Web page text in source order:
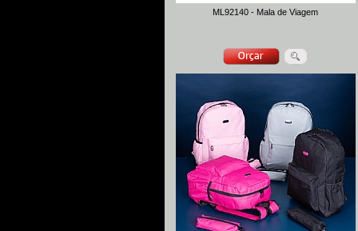
ML92140 - Mala de Viagem